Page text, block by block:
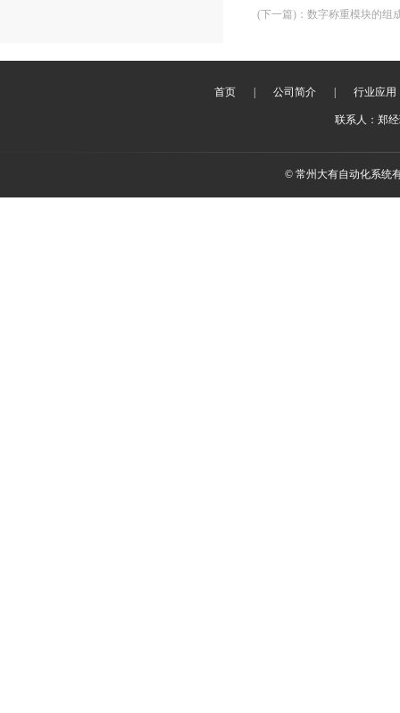
(下一篇) ： 数字称重模块的组
首页 | 公司简介 | 行业应用
联系人：郑
© 常州大有自动化系统